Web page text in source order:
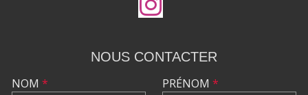
NOUS CONTACTER
NOM * PRÉNOM *